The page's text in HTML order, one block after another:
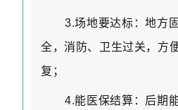
3.场地要达标：地方
全，消防、卫生过关，方
复；
4.能医保结算：后期